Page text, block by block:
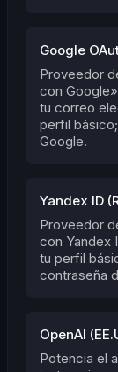
Google
Proveedor
con
tu correo
perfil
Google.
Yandex ID
Proveedor
con Yandex
tu perfil
contraseña
OpenAI
Potencia el